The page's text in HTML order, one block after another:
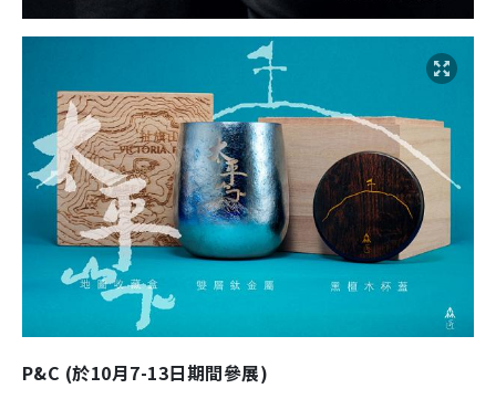
P&C (於10月7-13日期間參展)